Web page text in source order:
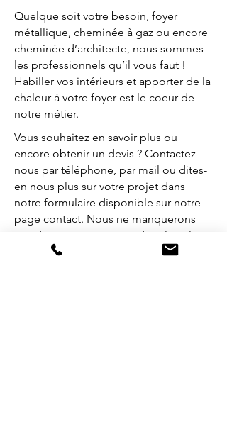
Quelque soit votre besoin, foyer
métallique, cheminée à gaz ou encore
cheminée d’architecte, nous sommes
les professionnels qu’il vous faut !
Habiller vos intérieurs et apporter de la
chaleur à votre foyer est le coeur de
notre métier.
Vous souhaitez en savoir plus ou
encore obtenir un devis ? Contactez-
nous par téléphone, par mail ou dites-
en nous plus sur votre projet dans
notre formulaire disponible sur notre
page contact. Nous ne manquerons
pas de vous recontacter dans les plus
brefs délais.